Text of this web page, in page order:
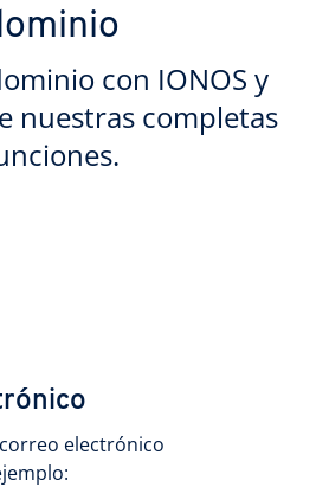
con IONOS y
nuestras completas
electrónico